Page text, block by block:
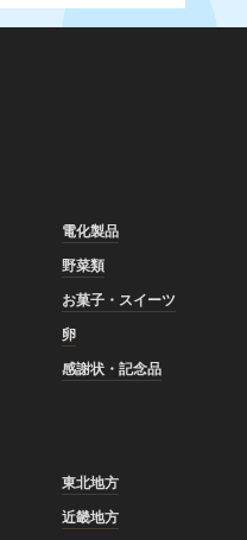
電化製品
野菜類
お菓子・スイーツ
卵
感謝状・記念品
東北地方
近畿地方